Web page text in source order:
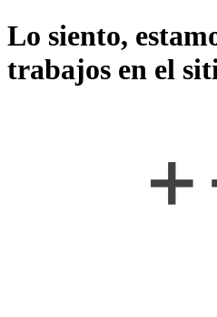
Lo siento,
trabajos en el